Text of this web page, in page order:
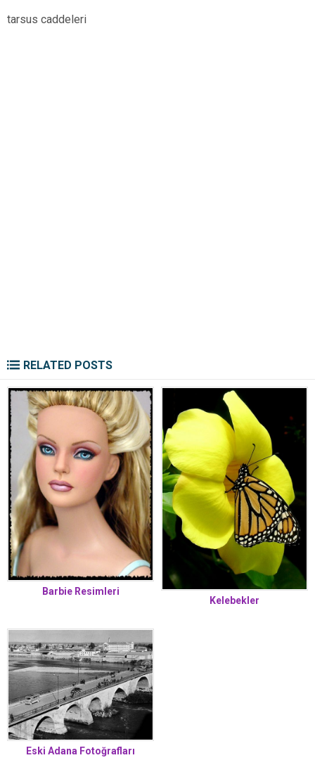
tarsus caddeleri
RELATED POSTS
Barbie Resimleri
Kelebekler
Eski Adana Fotoğrafları